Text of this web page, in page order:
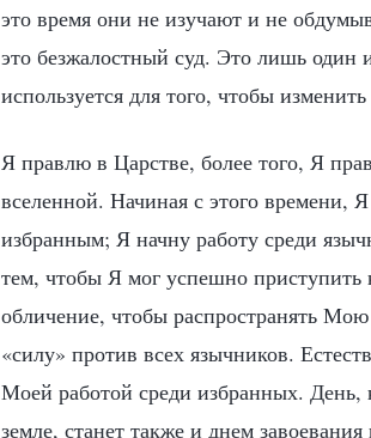
это время они не изучают и не
это безжалостный суд. Это лишь
используется для того, чтобы
Я правлю в Царстве, более того, Я
вселенной. Начиная с этого времени,
избранным; Я начну работу среди
тем, чтобы Я мог успешно приступить
обличение, чтобы распространять
«силу» против всех язычников.
Моей работой среди избранных. День,
земле, станет также и днем